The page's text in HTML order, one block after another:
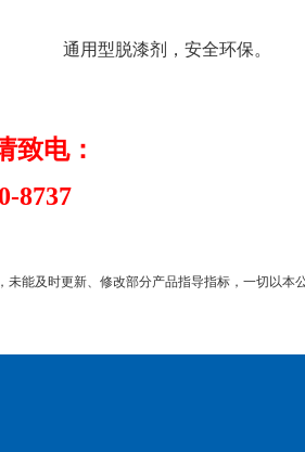
通用型脱漆剂，安全环保。
致电：
8737
未能及时更新、修改部分产品指导指标，一切以本